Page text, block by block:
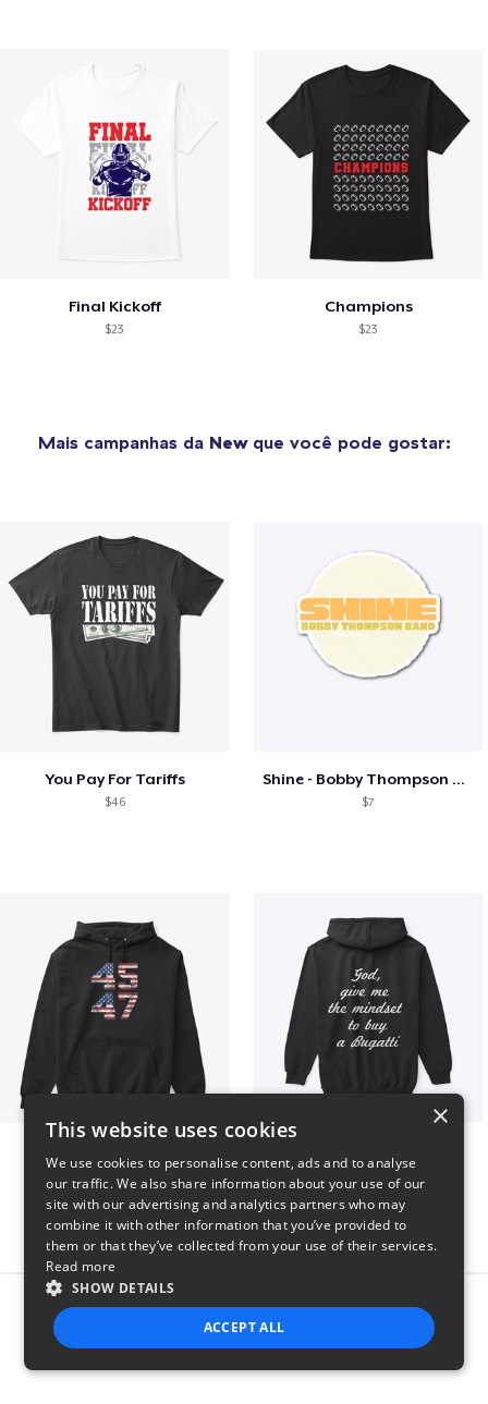
Final Kickoff
$23
Champions
$23
Mais campanhas da Newque você pode gostar:
You Pay For Tariffs
$46
Shine - Bobby Thompson Band Merch
$7
$40 $51
Report this product
×
This website uses cookies
We use cookies to personalise content, ads and to analyse
our traffic. We also share information about your use of our
site with our advertising and analytics partners who may
combine it with other information that you’ve provided to
them or that they’ve collected from your use of their services.
Read more
SHOW DETAILS
ACCEPT ALL
STRICTLY NECESSARY PERFORMANCE